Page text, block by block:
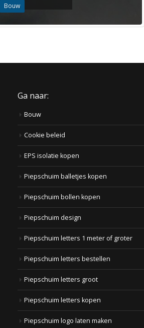
Bouw
Ga naar:
Bouw
Cookie beleid
EPS isolatie kopen
Piepschuim balletjes kopen
Piepschuim bollen kopen
Piepschuim design
Piepschuim letters 1 meter of groter
Piepschuim letters bestellen
Piepschuim letters groot
Piepschuim letters kopen
Piepschuim logo laten maken